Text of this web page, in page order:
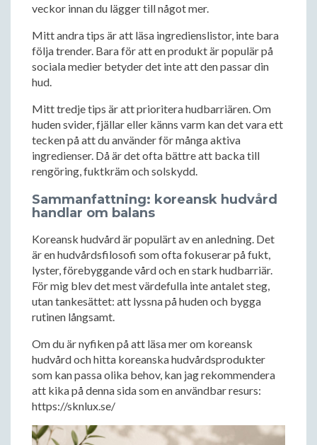
veckor innan du lägger till något mer.
Mitt andra tips är att läsa ingredienslistor, inte bara
följa trender. Bara för att en produkt är populär på
sociala medier betyder det inte att den passar din
hud.
Mitt tredje tips är att prioritera hudbarriären. Om
huden svider, fjällar eller känns varm kan det vara ett
tecken på att du använder för många aktiva
ingredienser. Då är det ofta bättre att backa till
rengöring, fuktkräm och solskydd.
Sammanfattning: koreansk hudvård
handlar om balans
Koreansk hudvård är populärt av en anledning. Det
är en hudvårdsfilosofi som ofta fokuserar på fukt,
lyster, förebyggande vård och en stark hudbarriär.
För mig blev det mest värdefulla inte antalet steg,
utan tankesättet: att lyssna på huden och bygga
rutinen långsamt.
Om du är nyfiken på att läsa mer om koreansk
hudvård och hitta koreanska hudvårdsprodukter
som kan passa olika behov, kan jag rekommendera
att kika på denna sida som en användbar resurs:
https://sknlux.se/